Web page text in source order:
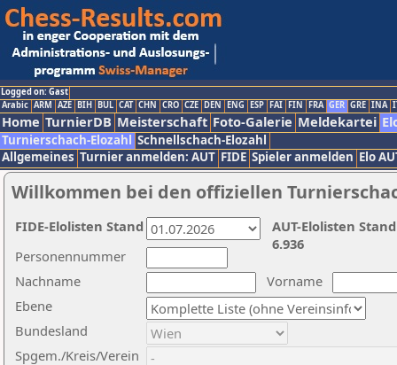
Logged on: Gast
Arabic ARM AZE BIH BUL CAT CHN CRO CZE DEN ENG ESP FAI FIN FRA GER GRE INA
Home TurnierDB Meisterschaft Foto-Galerie Meldekartei
Turnierschach-Elozahl Schnellschach-Elozahl
Allgemeines Turnier anmelden: AUT FIDE Spieler anmelden Elo
Willkommen bei den offiziellen
Nachname
Vorname
Ebene
Personennummer
Bundesland
Spgem./Kreis/Verein
AUT-Elolisten
6.936
FIDE-Elolisten Stand